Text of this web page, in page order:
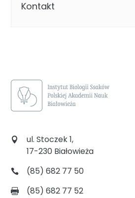
Kontakt
ul. Stoczek 1,
17-230 Białowieża
(85) 682 77 50
(85) 682 77 52